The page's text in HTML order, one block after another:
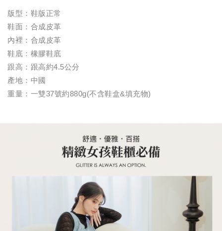
版型：鞋版正常
鞋面：合成皮革
內裡：合成皮革
鞋底：橡膠鞋底
跟高：跟高約4.5公分
產地：中國
重量：一雙37號約880g(不含鞋盒&填充物)